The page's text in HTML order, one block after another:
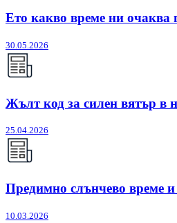
Ето какво време ни очаква
30.05.2026
Жълт код за силен вятър в
25.04.2026
Предимно слънчево време и
10.03.2026